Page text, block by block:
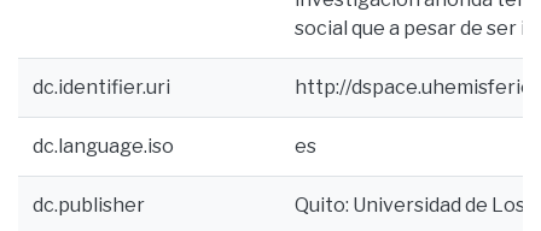
social que a pesar de ser
dc.identifier.uri http://
dc.language.iso es
dc.publisher Quito: Universidad de Los